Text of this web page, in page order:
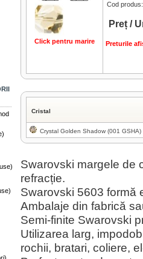
Click pentru marire
Cod produs:
Preț /
Preturile
Cristal
Crystal Golden Shadow (001 GSHA)
Swarovski margele de
refracție.
Swarovski 5603 formă
Ambalaje din fabrică
Semi-finite Swarovski
Utilizarea larg,
rochii, bratari, coliere,